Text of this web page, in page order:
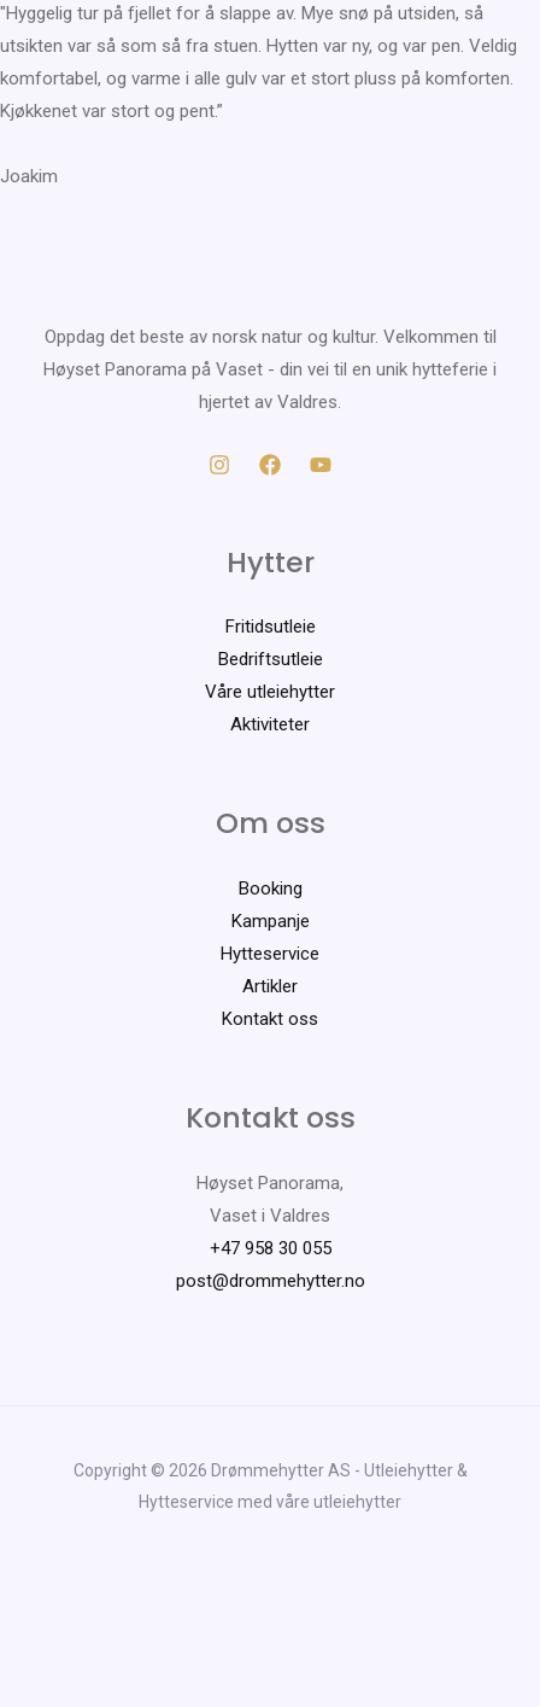
"Hyggelig tur på fjellet for å slappe av. Mye snø på utsiden, så
utsikten var så som så fra stuen. Hytten var ny, og var pen. Veldig
komfortabel, og varme i alle gulv var et stort pluss på komforten.
Kjøkkenet var stort og pent.”
Joakim
Oppdag det beste av norsk natur og kultur. Velkommen til
Høyset Panorama på Vaset - din vei til en unik hytteferie i
hjertet av Valdres.
Hytter
Fritidsutleie
Bedriftsutleie
Våre utleiehytter
Aktiviteter
Om oss
Booking
Kampanje
Hytteservice
Artikler
Kontakt oss
Kontakt oss
Høyset Panorama,
Vaset i Valdres
+47 958 30 055
post@drommehytter.no
Copyright © 2026 Drømmehytter AS - Utleiehytter &
Hytteservice med våre utleiehytter